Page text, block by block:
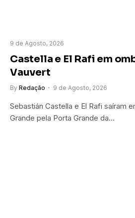
9 de Agosto, 2026
Castella e El Rafi em
Vauvert
By Redação 9 de Agosto, 2026
Sebastián Castella e El Rafi saíram
Grande pela Porta Grande da…